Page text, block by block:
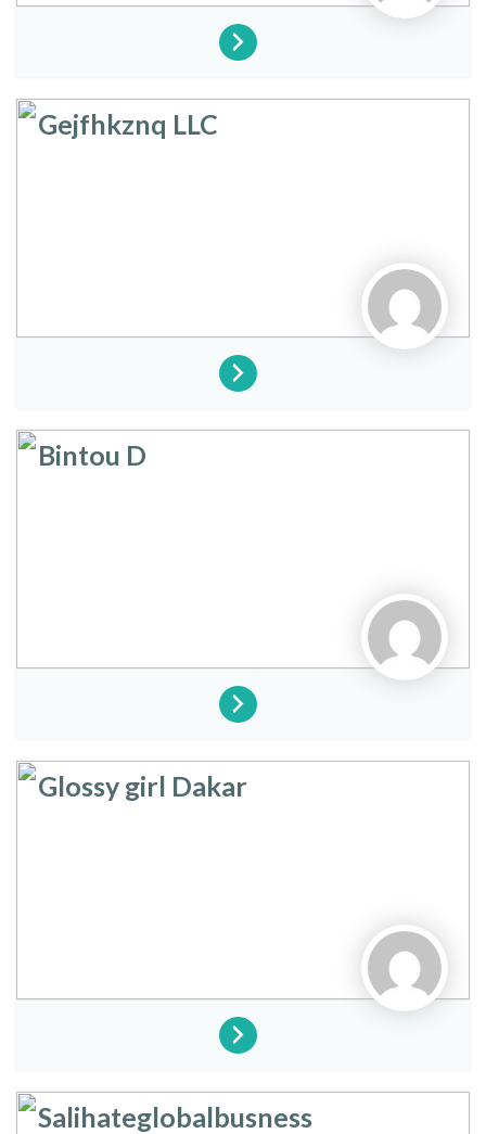
Gejfhkznq LLC
Bintou D
Glossy girl Dakar
Salihateglobalbusness